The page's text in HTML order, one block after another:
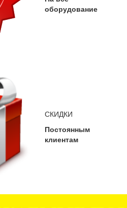
оборудование
СКИДКИ
Постоянным
клиентам